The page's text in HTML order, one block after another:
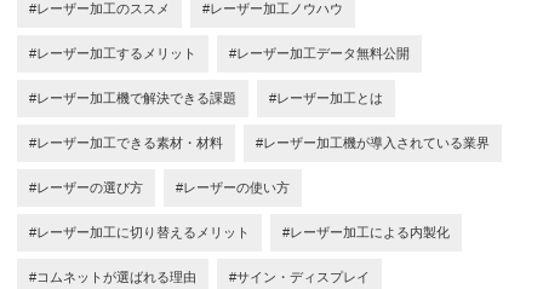
#レーザー加工のススメ #レーザー加工ノウハウ
#レーザー加工するメリット #レーザー加工データ無料公開
#レーザー加工機で解決できる課題 #レーザー加工とは
#レーザー加工できる素材・材料 #レーザー加工機が導入されている業界
#レーザーの選び方 #レーザーの使い方
#レーザー加工に切り替えるメリット #レーザー加工による内製化
#コムネットが選ばれる理由 #サイン・ディスプレイ